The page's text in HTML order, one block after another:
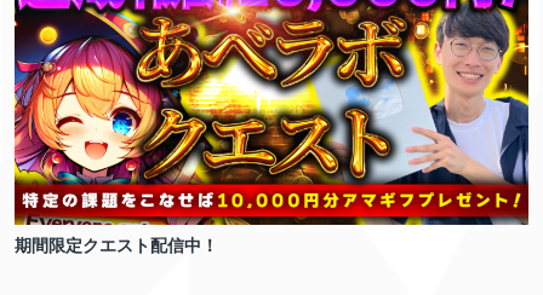
期間限定クエスト配信中！